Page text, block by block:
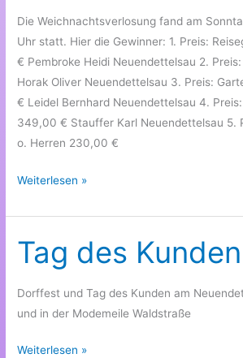
Die Weichnachtsverlosung fand am
Uhr statt. Hier die Gewinner: 1. Preis:
€ Pembroke Heidi Neuendettelsau 2.
Horak Oliver Neuendettelsau 3. Preis:
€ Leidel Bernhard Neuendettelsau 4. Preis:
349,00 € Stauffer Karl Neuendettelsau 5.
o. Herren 230,00 €
Weihnachtsverlosung
Weiterlesen »
Tag des
Dorffest und Tag des Kunden am
und in der Modemeile Waldstraße
Tag
Weiterlesen »